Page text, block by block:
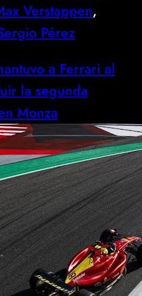
Verstappen
Pérez
a Ferrari al
la segunda
Monza